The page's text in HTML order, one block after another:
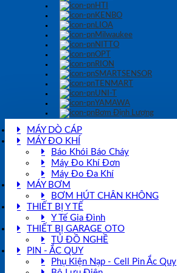
HTI
KENBO
LIOA
Milwaukee
NITTO
OPT
RION
SMARTSENSOR
TENMART
UNI-T
YAMAWA
Bơm Định Lượng
MÁY DÒ CÁP
MÁY ĐO KHÍ
Báo Khói Báo Cháy
Máy Đo Khí Đơn
Máy Đo Đa Khí
MÁY BƠM
BƠM HÚT CHÂN KHÔNG
THIẾT BỊ Y TẾ
Y Tế Gia Đình
THIẾT BỊ GARAGE OTO
TỦ ĐỒ NGHỀ
PIN - ẮC QUY
Phụ Kiện Nạp - Cell Pin Ắc Quy